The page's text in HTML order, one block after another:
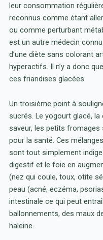
leur consommation
reconnus comme étant
ou comme perturbant
est un autre médecin
d’une diète sans colorant
hyperactifs. Il n’y a donc
ces friandises glacées.
Un troisième point à
sucrés. Le yogourt glacé,
saveur, les petits
pour la santé. Ces
sont tout simplement
digestif et le foie en
(nez qui coule, toux, otite
peau (acné, eczéma,
intestinale ce qui peut
ballonnements, des maux
haleine.